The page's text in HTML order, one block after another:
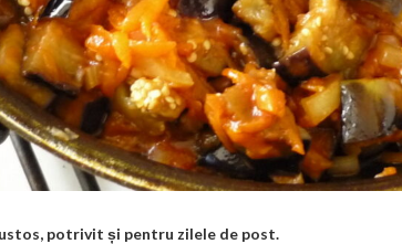
potrivit și pentru zilele de post.